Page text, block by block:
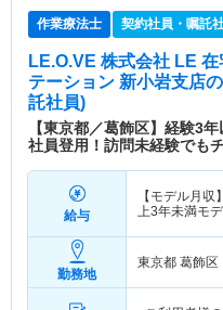
作業療法士 契約社員・嘱託
LE.O.VE 株式会社 LE
テーション 新小岩支店
託社員)
【東京都／葛飾区】経験3
社員登用！訪問未経験でも
給与
【モデル月収】
上3年未満モ
勤務地
東京都 葛飾区